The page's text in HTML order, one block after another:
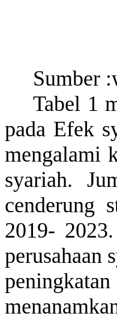
Sumber :
Tabel 1
pada Efek
mengalami
syariah.
cenderung
2019- 2023.
perusahaan
peningkatan